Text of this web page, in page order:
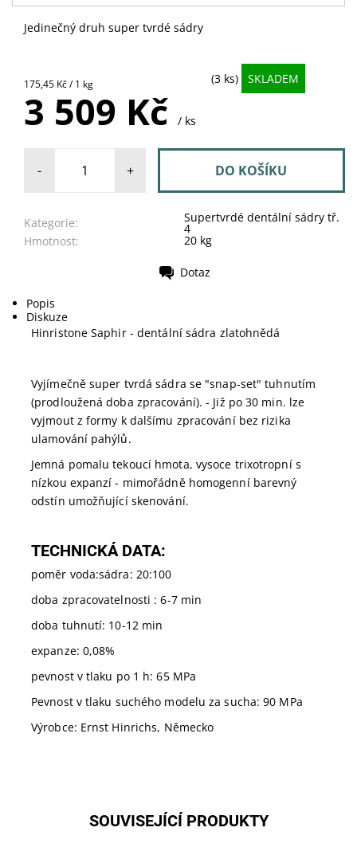
Jedinečný druh super tvrdé sádry
175,45 Kč / 1 kg (3 ks) SKLADEM
3 509 Kč / ks
- +
Kategorie: Supertvrdé dentální sádry tř.
4
Hmotnost:
20 kg
Dotaz
Popis
Diskuze
Hinristone Saphir - dentální sádra zlatohnědá
Vyjímečně super tvrdá sádra se "snap-set" tuhnutím
(prodloužená doba zpracování). - Již po 30 min. lze
vyjmout z formy k dalšímu zpracování bez rizika
ulamování pahýlů.
Jemná pomalu tekoucí hmota, vysoce trixotropní s
nízkou expanzí - mimořádně homogenní barevný
odstín umožňující skenování.
TECHNICKÁ DATA:
poměr voda:sádra: 20:100
doba zpracovatelnosti : 6-7 min
doba tuhnutí: 10-12 min
expanze: 0,08%
pevnost v tlaku po 1 h: 65 MPa
Pevnost v tlaku suchého modelu za sucha: 90 MPa
Výrobce: Ernst Hinrichs, Německo
SOUVISEJÍCÍ PRODUKTY